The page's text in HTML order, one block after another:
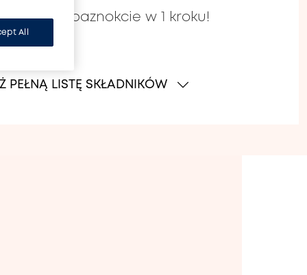
paznokcie w 1 kroku!
PEŁNĄ LISTĘ SKŁADNIKÓW
All